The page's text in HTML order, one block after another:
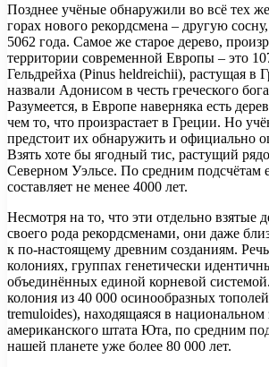
Позднее учёные обнаружили во всё тех
горах нового рекордсмена – другую
5062 года. Самое же старое дерево,
территории современной Европы – это
Гельдрейха (Pinus heldreichii), растущая в
назвали Адонисом в честь греческого
Разумеется, в Европе наверняка есть
чем то, что произрастает в Греции. Но
предстоит их обнаружить и официально
Взять хоте бы ягодный тис, растущий
Северном Уэльсе. По средним подсчётам
составляет не менее 4000 лет.
Несмотря на то, что эти отдельно взятые
своего рода рекордсменами, они даже
к по-настоящему древним созданиям.
колониях, группах генетически
объединённых единой корневой
колония из 40 000 осинообразных
tremuloides), находящаяся в национальном
американского штата Юта, по средним
нашей планете уже более 80 000 лет.